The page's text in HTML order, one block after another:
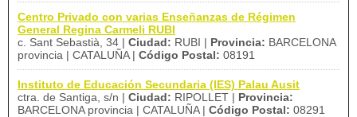
Centro Privado con varias Enseñanzas de Régimen
General Regina Carmeli RUBI
c. Sant Sebastià, 34 | Ciudad: RUBI | Provincia: BARCELONA
provincia | CATALUÑA | Código Postal: 08191
Instituto de Educación Secundaria (IES) Palau Ausit
ctra. de Santiga, s/n | Ciudad: RIPOLLET | Provincia:
BARCELONA provincia | CATALUÑA | Código Postal: 08291